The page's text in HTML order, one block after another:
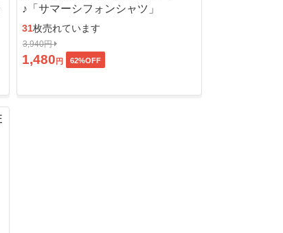
♪「サマーシフォンシャツ」
31枚売れています
3,940円
1,480 円 62%OFF